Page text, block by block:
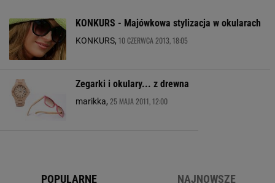
KONKURS - Majówkowa stylizacja w okularach
KONKURS, 10 CZERWCA 2013, 18:05
Zegarki i okulary... z drewna
marikka, 25 MAJA 2011, 12:00
POPULARNE NAJNOWSZE